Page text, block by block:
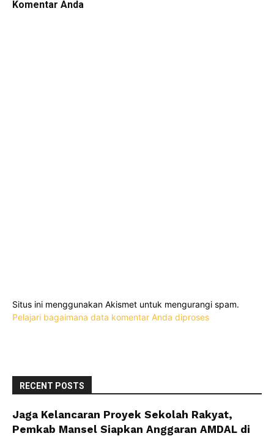
Komentar Anda
Situs ini menggunakan Akismet untuk mengurangi spam.
Pelajari bagaimana data komentar Anda diproses
RECENT POSTS
Jaga Kelancaran Proyek Sekolah Rakyat,
Pemkab Mansel Siapkan Anggaran AMDAL di